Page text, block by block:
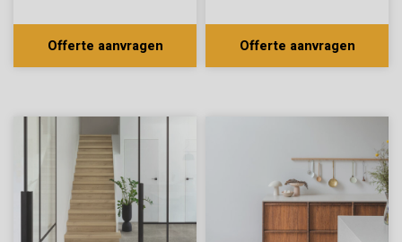
Offerte aanvragen Offerte aanvragen